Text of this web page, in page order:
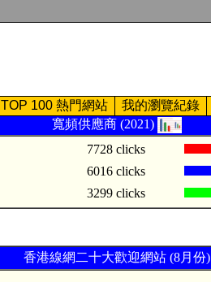
TOP 100 熱門網站 我的瀏覽紀錄
寬頻供應商 (2021)
7728 clicks
6016 clicks
3299 clicks
香港線網二十大歡迎網站 (8月份)